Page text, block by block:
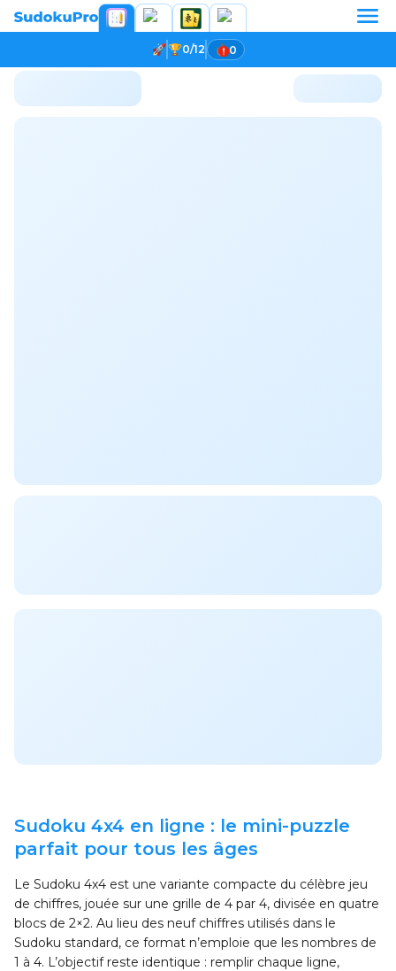
0/12 0
Sudoku 4x4 en ligne : le mini-puzzle
parfait pour tous les âges
Le Sudoku 4x4 est une variante compacte du célèbre jeu
de chiffres, jouée sur une grille de 4 par 4, divisée en quatre
blocs de 2×2. Au lieu des neuf chiffres utilisés dans le
Sudoku standard, ce format n’emploie que les nombres de
1 à 4. L’objectif reste identique : remplir chaque ligne,